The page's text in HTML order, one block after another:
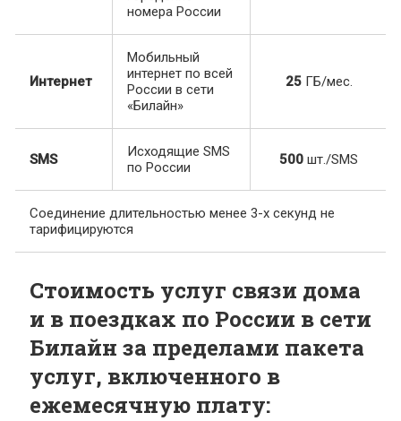
номера России
Интернет
Мобильный
интернет по всей
России в сети
«Билайн»
25ГБ/мес.
SMS
Исходящие SMS
по России
500 шт./SMS
Соединение длительностью менее 3-х секунд не
тарифицируются
Стоимость услуг связи дома
и в поездках по России в сети
Билайн за пределами пакета
услуг, включенного в
ежемесячную плату: